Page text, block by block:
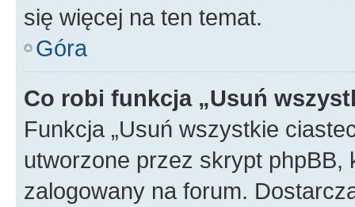
się więcej na ten temat.
Góra
Co robi funkcja „Usuń
Funkcja „Usuń wszystkie
utworzone przez skrypt
zalogowany na forum.